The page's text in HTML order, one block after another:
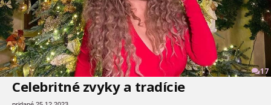
17
Celebritné zvyky a tradície